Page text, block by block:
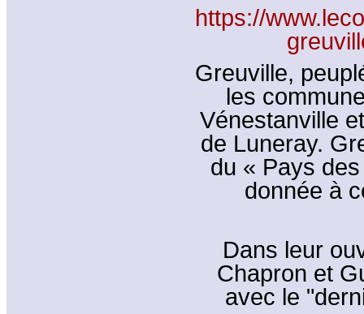
https://
Greuville,
les
Vénestanville
de Luneray.
du « Pays
donnée à
Dans leur
Chapron et
avec le